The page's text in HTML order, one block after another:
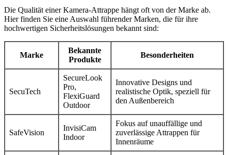
Die Qualität einer Kamera-Attrappe hängt oft von der Marke ab.
Hier finden Sie eine Auswahl führender Marken, die für ihre
hochwertigen Sicherheitslösungen bekannt sind:
Marke
Bekannte
Produkte
Besonderheiten
SecuTech
SecureLook
Pro,
FlexiGuard
Outdoor
Innovative Designs und
realistische Optik, speziell für
den Außenbereich
SafeVision
InvisiCam
Indoor
Fokus auf unauffällige und
zuverlässige Attrappen für
Innenräume